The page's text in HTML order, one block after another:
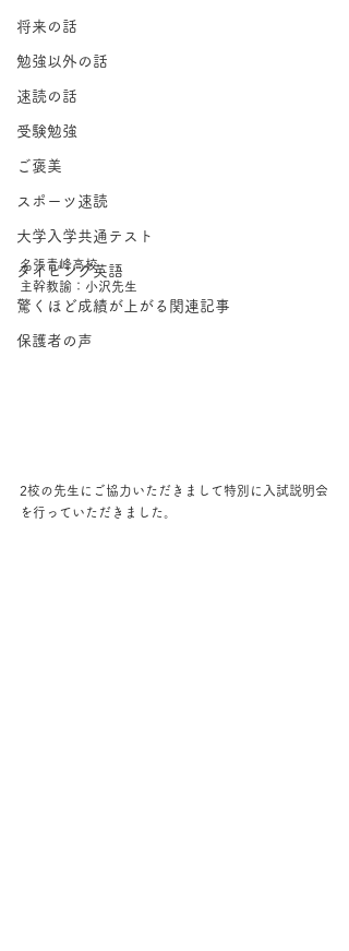
将来の話
勉強以外の話
速読の話
受験勉強
ご褒美
スポーツ速読
大学入学共通テスト
タイピング英語
驚くほど成績が上がる関連記事
保護者の声
名張青峰高校
主幹教諭：小沢先生
2校の先生にご協力いただきまして特別に入試説明会
を行っていただきました。